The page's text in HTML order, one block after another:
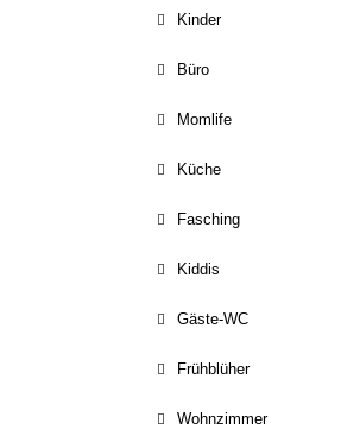
Kinder
Büro
Momlife
Küche
Fasching
Kiddis
Gäste-WC
Frühblüher
Wohnzimmer